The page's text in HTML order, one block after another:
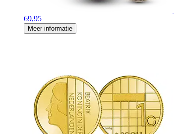
69,95
Meer informatie